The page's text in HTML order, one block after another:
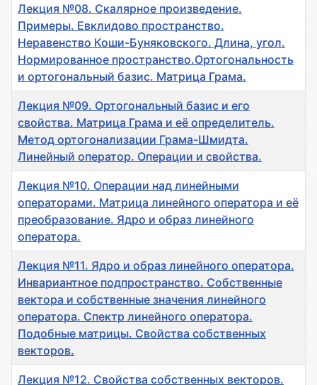
Лекция №08. Скалярное произведение.
Примеры. Евклидово пространство.
Неравенство Коши-Буняковского. Длина, угол.
Нормированное пространство.Ортогональность
и ортогональный базис. Матрица Грама.
Лекция №09. Ортогональный базис и его
свойства. Матрица Грама и её определитель.
Метод ортогонализации Грама-Шмидта.
Линейный оператор. Операции и свойства.
Лекция №10. Операции над линейными
операторами. Матрица линейного оператора и её
преобразование. Ядро и образ линейного
оператора.
Лекция №11. Ядро и образ линейного оператора.
Инвариантное подпространство. Собственные
вектора и собственные значения линейного
оператора. Спектр линейного оператора.
Подобные матрицы. Свойства собственных
векторов.
Лекция №12. Свойства собственных векторов.